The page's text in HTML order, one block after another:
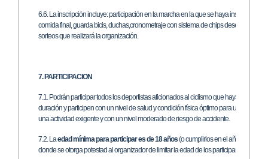
6.6. La inscripción incluye: participación en la marcha en la que se haya inscrito,
comida final, guarda bicis, duchas,cronometraje con sistema de chips desechables,
sorteos que realizará la organización.
7. PARTICIPACION
7.1. Podrán participar todos los deportistas aficionados al ciclismo que hayan
duración y participen con un nivel de salud y condición física óptimo para un
una actividad exigente y con un nivel moderado de riesgo de accidente.
7.2. Laedad mínima para participar es de 18 años(o cumplirlos en el año en
donde se otorga potestad al organizador de limitar la edad de los participantes en